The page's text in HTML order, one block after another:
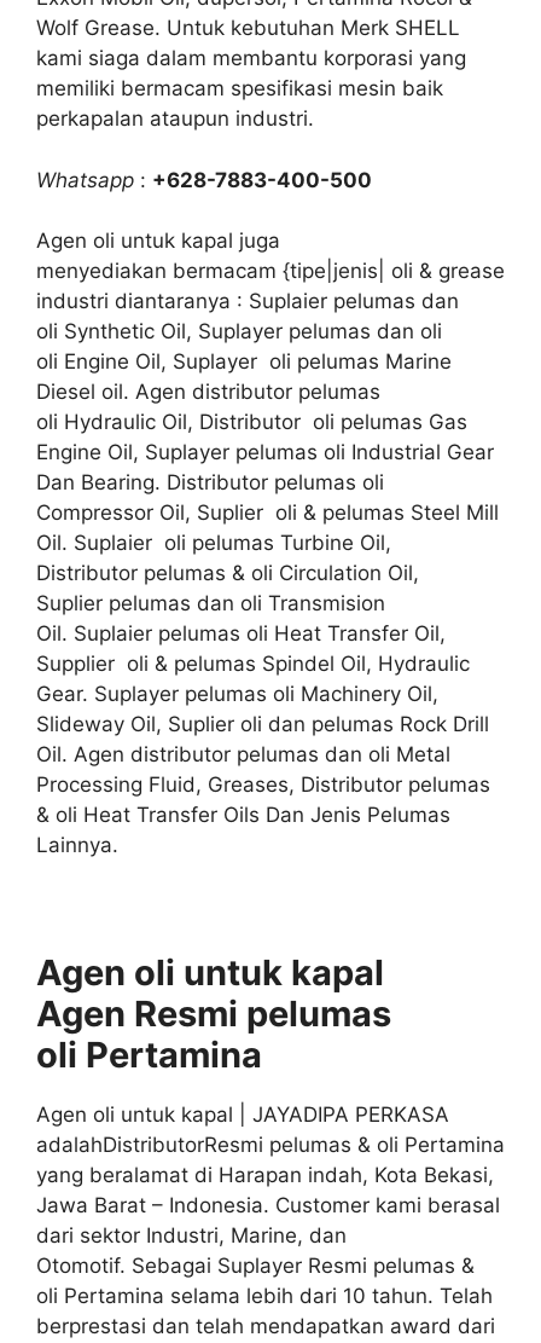
Wolf Grease. Untuk kebutuhan Merk SHELL
kami siaga dalam membantu korporasi yang
memiliki bermacam spesifikasi mesin baik
perkapalan ataupun industri.
Whatsapp : +628-7883-400-500
Agen oli untuk kapal juga
menyediakan bermacam {tipe|jenis| oli & grease
industri diantaranya : Suplaier pelumas dan
oli Synthetic Oil, Suplayer pelumas dan oli
oli Engine Oil, Suplayer oli pelumas Marine
Diesel oil. Agen distributor pelumas
oli Hydraulic Oil, Distributor oli pelumas Gas
Engine Oil, Suplayer pelumas oli Industrial Gear
Dan Bearing. Distributor pelumas oli
Compressor Oil, Suplier oli & pelumas Steel Mill
Oil. Suplaier oli pelumas Turbine Oil,
Distributor pelumas & oli Circulation Oil,
Suplier pelumas dan oli Transmision
Oil. Suplaier pelumas oli Heat Transfer Oil,
Supplier oli & pelumas Spindel Oil, Hydraulic
Gear. Suplayer pelumas oli Machinery Oil,
Slideway Oil, Suplier oli dan pelumas Rock Drill
Oil. Agen distributor pelumas dan oli Metal
Processing Fluid, Greases, Distributor pelumas
& oli Heat Transfer Oils Dan Jenis Pelumas
Lainnya.
Agen oli untuk kapal
Agen Resmi pelumas
oli Pertamina
Agen oli untuk kapal | JAYADIPA PERKASA
adalahDistributorResmi pelumas & oli Pertamina
yang beralamat di Harapan indah, Kota Bekasi,
Jawa Barat – Indonesia. Customer kami berasal
dari sektor Industri, Marine, dan
Otomotif. Sebagai Suplayer Resmi pelumas &
oli Pertamina selama lebih dari 10 tahun. Telah
berprestasi dan telah mendapatkan award dari